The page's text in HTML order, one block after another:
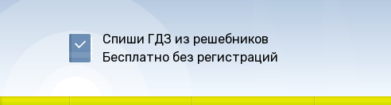
Спиши ГДЗ из решебников
Бесплатно без регистраций